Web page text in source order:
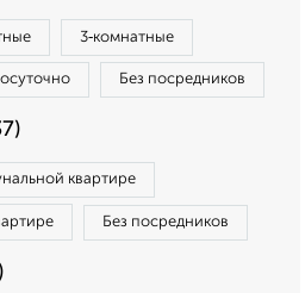
3‑комнатные
Без посредников
квартире
Без посредников